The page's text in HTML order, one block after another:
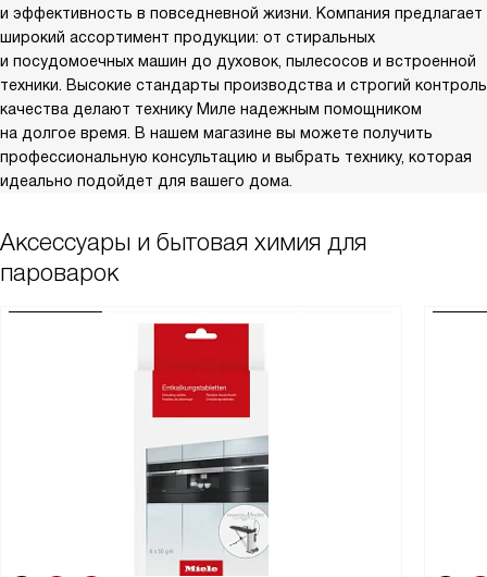
и эффективность в повседневной жизни. Компания предлагает
широкий ассортимент продукции: от стиральных
и посудомоечных машин до духовок, пылесосов и встроенной
техники. Высокие стандарты производства и строгий контроль
качества делают технику Миле надежным помощником
на долгое время. В нашем магазине вы можете получить
профессиональную консультацию и выбрать технику, которая
идеально подойдет для вашего дома.
Аксессуары и бытовая химия для
пароварок